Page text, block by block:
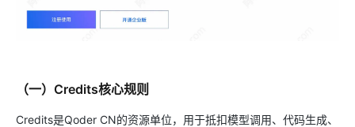
（一）Credits核心规则
Credits是Qoder CN的资源单位，用于抵扣模型调用、代码生成、